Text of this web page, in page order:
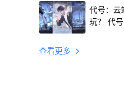
代号：云
玩？ 代
查看更多